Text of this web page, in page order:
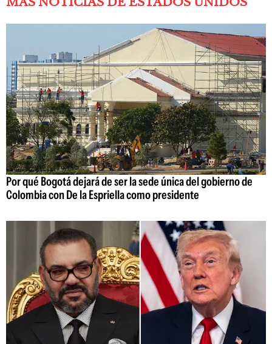
Por qué Bogotá dejará de ser la sede única del gobierno de
Colombia con De la Espriella como presidente